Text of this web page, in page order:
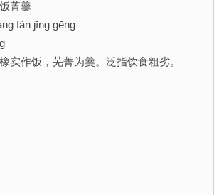
菁羹
fàn jīng gēng
实作饭，芜菁为羹。泛指饮食粗劣。